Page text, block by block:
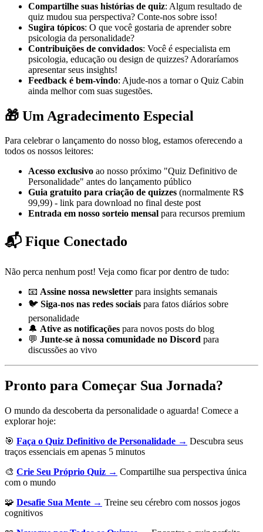
Compartilhe suas histórias de quiz: Algum resultado de
quiz mudou sua perspectiva? Conte-nos sobre isso!
Sugira tópicos: O que você gostaria de aprender sobre
psicologia da personalidade?
Contribuições de convidados: Você é especialista em
psicologia, educação ou design de quizzes? Adoraríamos
apresentar seus insights!
Feedback é bem-vindo: Ajude-nos a tornar o Quiz Cabin
ainda melhor com suas sugestões.
🎁 Um Agradecimento Especial
Para celebrar o lançamento do nosso blog, estamos oferecendo a
todos os nossos leitores:
Acesso exclusivo ao nosso próximo "Quiz Definitivo de
Personalidade" antes do lançamento público
Guia gratuito para criação de quizzes (normalmente R$
99,99) - link para download no final deste post
Entrada em nosso sorteio mensal para recursos premium
📬 Fique Conectado
Não perca nenhum post! Veja como ficar por dentro de tudo:
📧 Assine nossa newsletter para insights semanais
🐦 Siga-nos nas redes sociais para fatos diários sobre
personalidade
🔔 Ative as notificações para novos posts do blog
💬 Junte-se à nossa comunidade no Discord para
discussões ao vivo
Pronto para Começar Sua Jornada?
O mundo da descoberta da personalidade o aguarda! Comece a
explorar hoje:
🎯 Faça o Quiz Definitivo de Personalidade → Descubra seus
traços essenciais em apenas 5 minutos
🎨 Crie Seu Próprio Quiz → Compartilhe sua perspectiva única
com o mundo
🧩 Desafie Sua Mente → Treine seu cérebro com nossos jogos
cognitivos